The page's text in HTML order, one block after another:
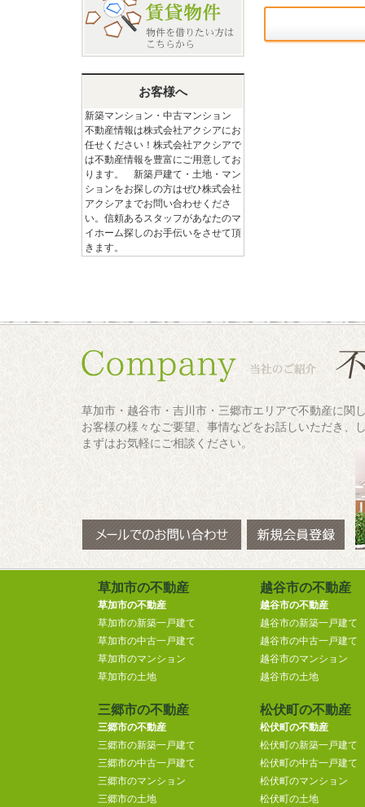
お客様へ
新築マンション・中古マンション
不動産情報は株式会社アクシアにお
任せください！株式会社アクシアで
は不動産情報を豊富にご用意してお
ります。 新築戸建て・土地・マン
ションをお探しの方はぜひ株式会社
アクシアまでお問い合わせくださ
い。信頼あるスタッフがあなたのマ
イホーム探しのお手伝いをさせて頂
きます。
草加市・越谷市・吉川市・三郷市エリアで不動産に関
お客様の様々なご要望、事情などをお話しいただき、
まずはお気軽にご相談ください。
草加市の不動産
草加市の不動産
草加市の新築一戸建て
草加市の中古一戸建て
草加市のマンション
草加市の土地
越谷市の不動産
越谷市の不動産
越谷市の新築一戸建て
越谷市の中古一戸建て
越谷市のマンション
越谷市の土地
三郷市の不動産
三郷市の不動産
三郷市の新築一戸建て
三郷市の中古一戸建て
三郷市のマンション
三郷市の土地
松伏町の不動産
松伏町の不動産
松伏町の新築一戸建て
松伏町の中古一戸建て
松伏町のマンション
松伏町の土地